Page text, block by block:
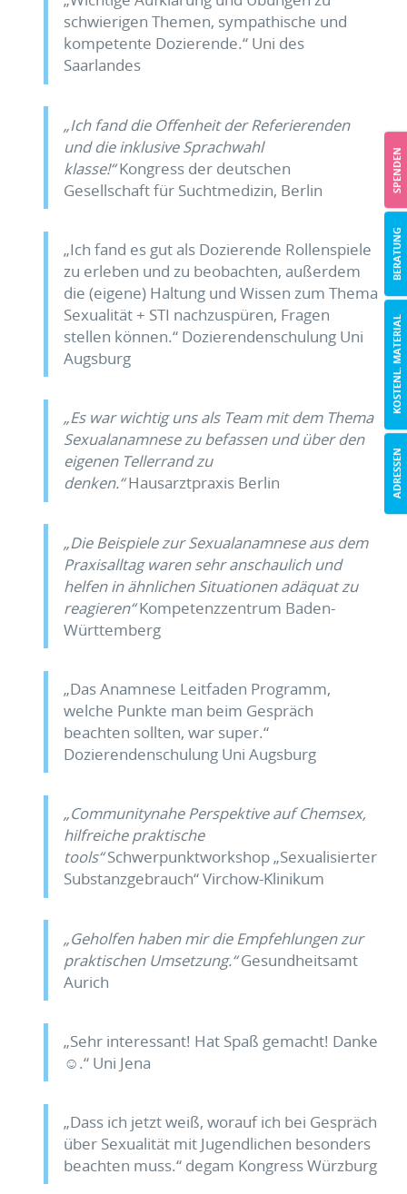
schwierigen Themen, sympathische und
kompetente Dozierende.“ Uni des
Saarlandes
„Ich fand die Offenheit der Referierenden
und die inklusive Sprachwahl
klasse!“Kongress der deutschen
Gesellschaft für Suchtmedizin, Berlin
„Ich fand es gut als Dozierende Rollenspiele
zu erleben und zu beobachten, außerdem
die (eigene) Haltung und Wissen zum Thema
Sexualität + STI nachzuspüren, Fragen
stellen können.“ Dozierendenschulung Uni
Augsburg
„Es war wichtig uns als Team mit dem Thema
Sexualanamnese zu befassen und über den
eige­nen Tellerrand zu
denken.“Hausarztpraxis Berlin
„Die Beispiele zur Sexualanamnese aus dem
Praxisalltag waren sehr anschaulich und
helfen in ähnlichen Situationen adäquat zu
reagieren“Kompetenzzentrum Baden-
Württemberg
„Das Anamnese Leitfaden Programm,
welche Punkte man beim Gespräch
beachten sollten, war super.“
Dozierendenschulung Uni Augsburg
„Communitynahe Perspektive auf Chemsex,
hilf­reiche praktische
tools“Schwerpunktworkshop „Sexualisierter
Substanzgebrauch“ Virchow-Klinikum
„Geholfen haben mir die Empfehlungen zur
prak­tischen Umsetzung.“Gesundheitsamt
Aurich
„Sehr interessant! Hat Spaß gemacht! Danke
☺.“ Uni Jena
„Dass ich jetzt weiß, worauf ich bei Gespräch
über Sexualität mit Jugendlichen besonders
beachten muss.“ degam Kongress Würzburg
SPENDEN
BERATUNG
KOSTENL. MATERIAL
ADRESSEN